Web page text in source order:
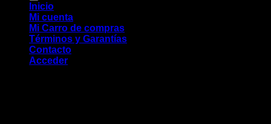
Inicio
Mi cuenta
Mi Carro de compras
Términos y Garantías
Contacto
Acceder